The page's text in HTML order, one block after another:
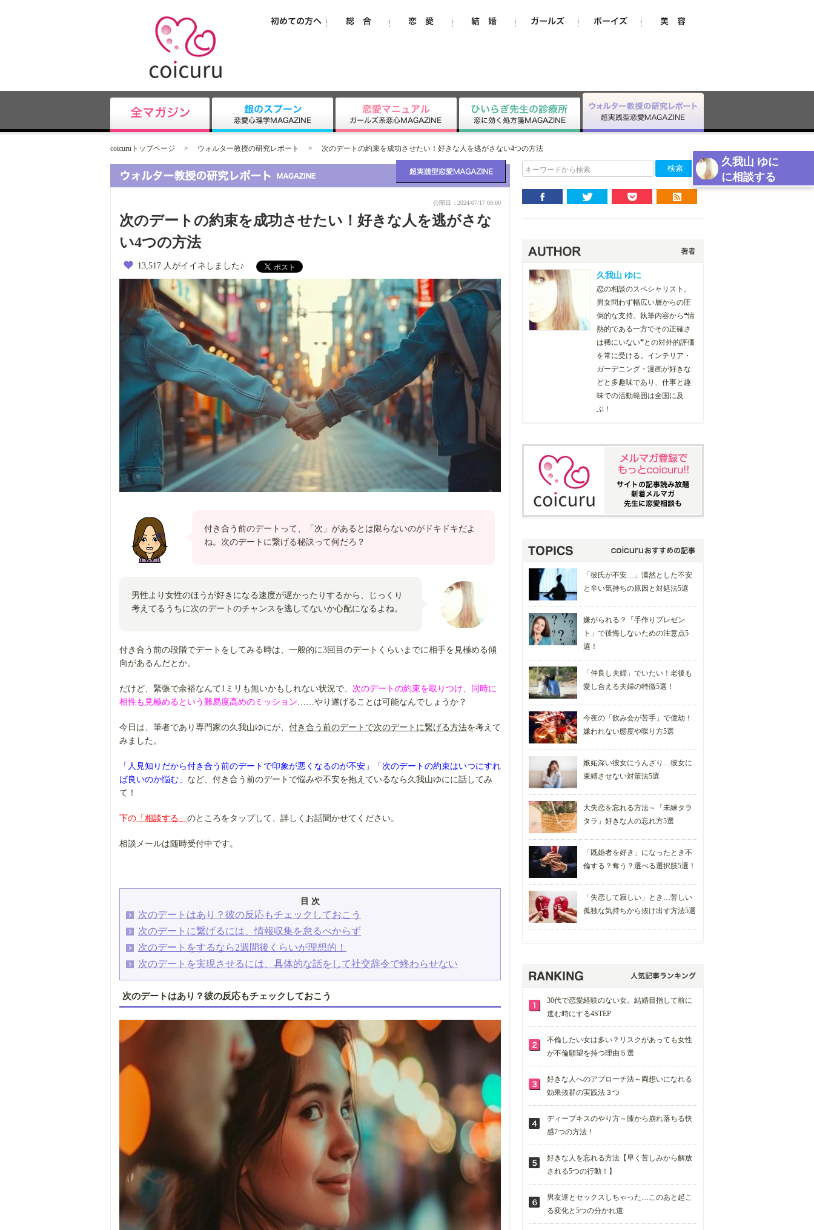
久我山 ゆに
に相談する
coicuruトップページ > ウォルター教授の研究レポート > 次のデートの約束を成功させたい！好きな人を逃がさない4つの方法
公開日：2024/07/17 09:00
次のデートの約束を成功させたい！好きな人を逃がさな
い4つの方法
13,517 人がイイネしました♪
付き合う前のデートって、「次」があるとは限らないのがドキドキだよ
ね。次のデートに繋げる秘訣って何だろ？
男性より女性のほうが好きになる速度が遅かったりするから、じっくり
考えてるうちに次のデートのチャンスを逃してないか心配になるよね。
付き合う前の段階でデートをしてみる時は、一般的に3回目のデートくらいまでに相手を見極める傾
向があるんだとか。
だけど、緊張で余裕なんて1ミリも無いかもしれない状況で、 次のデートの約束を取りつけ、同時に
相性も見極めるという難易度高めのミッション……やり遂げることは可能なんでしょうか？
今日は、筆者であり専門家の久我山ゆにが、 付き合う前のデートで次のデートに繋げる方法を考えて
みました。
「人見知りだから付き合う前のデートで印象が悪くなるのが不安」「次のデートの約束はいつにすれ
ば良いのか悩む」 など、付き合う前のデートで悩みや不安を抱えているなら久我山ゆにに話してみ
て！
下の 「相談する」 のところをタップして、詳しくお話聞かせてください。
相談メールは随時受付中です。
目 次
次のデートはあり？彼の反応もチェックしておこう
次のデートに繋げるには、情報収集を怠るべからず
次のデートをするなら2週間後くらいが理想的！
次のデートを実現させるには、具体的な話をして社交辞令で終わらせない
次のデートはあり？彼の反応もチェックしておこう
キーワードから検索
久我山 ゆに
恋の相談のスペシャリスト。
男女問わず幅広い層からの圧
倒的な支持。執筆内容から❝情
熱的である一方でその正確さ
は稀にいない❞との対外的評価
を常に受ける。インテリア・
ガーデニング・漫画が好きな
どと多趣味であり、仕事と趣
味での活動範囲は全国に及
ぶ！
「彼氏が不安…」漠然とした不安
と辛い気持ちの原因と対処法5選
嫌がられる？「手作りプレゼン
ト」で後悔しないための注意点5
選！
「仲良し夫婦」でいたい！老後も
愛し合える夫婦の特徴5選！
今夜の「飲み会が苦手」で億劫！
嫌われない態度や喋り方5選
嫉妬深い彼女にうんざり…彼女に
束縛させない対策法5選
大失恋を忘れる方法～「未練タラ
タラ」好きな人の忘れ方5選
「既婚者を好き」になったとき不
倫する？奪う？選べる選択肢5選！
「失恋して寂しい」とき…苦しい
孤独な気持ちから抜け出す方法5選
30代で恋愛経験のない女。結婚目指して前に
進む時にする4STEP
不倫したい女は多い？リスクがあっても女性
が不倫願望を持つ理由５選
好きな人へのアプローチ法～両想いになれる
効果抜群の実践法３つ
ディープキスのやり方～膝から崩れ落ちる快
感7つの方法！
好きな人を忘れる方法【早く苦しみから解放
される5つの行動！】
男友達とセックスしちゃった…このあと起こ
る変化と5つの分かれ道